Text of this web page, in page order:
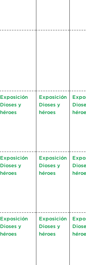
Exposición
Dioses y
héroes
Exposición
Dioses y
héroes
Exposición
Dioses y
héroes
Exposición
Dioses y
héroes
Exposición
Dioses y
héroes
Exposición
Dioses y
héroes